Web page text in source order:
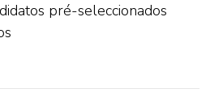
pré-seleccionados